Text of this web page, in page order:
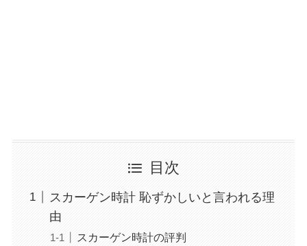
目次
スカーゲン時計 恥ずかしいと言われる理
由
スカーゲン時計の評判